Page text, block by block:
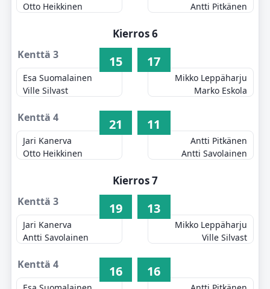
Otto Heikkinen
Antti Pitkänen
Kierros 6
Kenttä 3
Esa Suomalainen
Ville Silvast
15 17
Mikko Leppäharju
Marko Eskola
Kenttä 4
Jari Kanerva
Otto Heikkinen
21 11
Antti Pitkänen
Antti Savolainen
Kierros 7
Kenttä 3
Jari Kanerva
Antti Savolainen
19 13
Mikko Leppäharju
Ville Silvast
Kenttä 4 16 16